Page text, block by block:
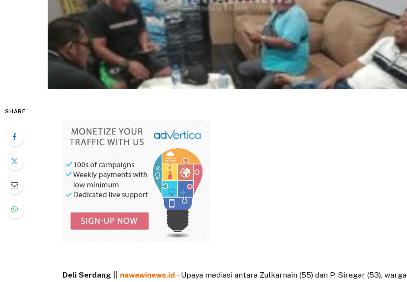
SHARE
Deli Serdang nawawinews.id – Upaya mediasi antara Zulkarnain (55) dan P. Siregar (53), warga